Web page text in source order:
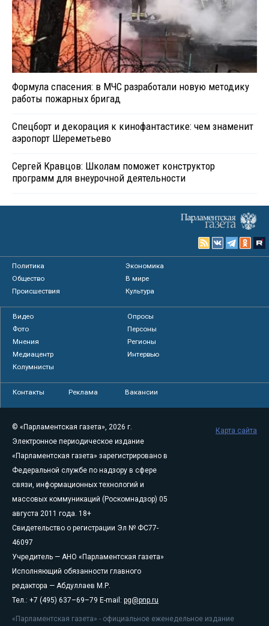
Формула спасения: в МЧС разработали новую методику
работы пожарных бригад
Спецборт и декорация к кинофантастике: чем знаменит
аэропорт Шереметьево
Сергей Кравцов: Школам поможет конструктор
программ для внеурочной деятельности
Политика
Экономика
Общество
В мире
Происшествия
Культура
Видео
Опросы
Фото
Персоны
Мнения
Регионы
Медиацентр
Интервью
Колумнисты
Контакты Реклама Вакансии
© «Парламентская газета», 2026 г.
Электронное периодическое издание
«Парламентская газета» зарегистрировано в
Федеральной службе по надзору в сфере
связи, информационных технологий и
массовых коммуникаций (Роскомнадзор) 05
августа 2011 года. 18+
Свидетельство о регистрации Эл № ФС77-
46097
Учредитель — АНО «Парламентская газета»
Исполняющий обязанности главного
редактора — Абдуллаев М.Р.
Тел.: +7 (495) 637–69–79 E-mail: pg@pnp.ru
«Парламентская газета» - официальное еженедельное издание
Карта сайта